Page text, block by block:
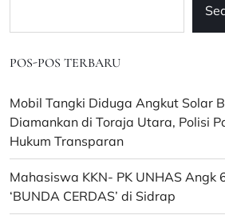
POS-POS TERBARU
Mobil Tangki Diduga Angkut Solar
Diamankan di Toraja Utara, Polisi
Hukum Transparan
Mahasiswa KKN- PK UNHAS Angk
‘BUNDA CERDAS’ di Sidrap